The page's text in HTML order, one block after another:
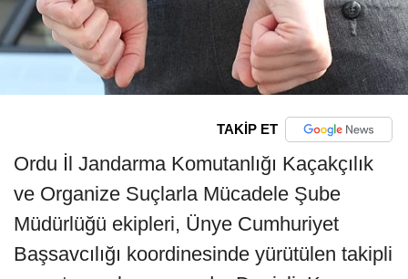
TAKİP ET
Ordu İl Jandarma Komutanlığı Kaçakçılık
ve Organize Suçlarla Mücadele Şube
Müdürlüğü ekipleri, Ünye Cumhuriyet
Başsavcılığı koordinesinde yürütülen takipli